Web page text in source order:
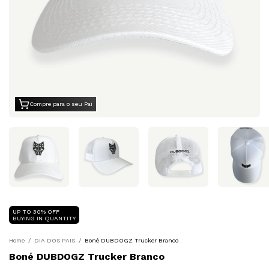
Compre para o seu Pai
UP TO 30% OFF
BUYING IN QUANTITY
Home / DIA DOS PAIS / Boné DUBDOGZ Trucker Branco
Boné DUBDOGZ Trucker Branco